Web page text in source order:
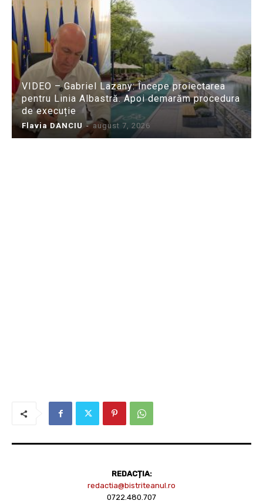
VIDEO – Gabriel Lazany: Începe proiectarea
pentru Linia Albastră. Apoi demarăm procedura
de execuție
Flavia DANCIU - august 7, 2026
REDACȚIA:
redactia@bistriteanul.ro
0722.480.707